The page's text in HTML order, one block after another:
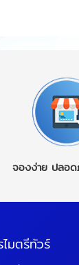
จองง่าย ปลอ
มตรีทัวร์